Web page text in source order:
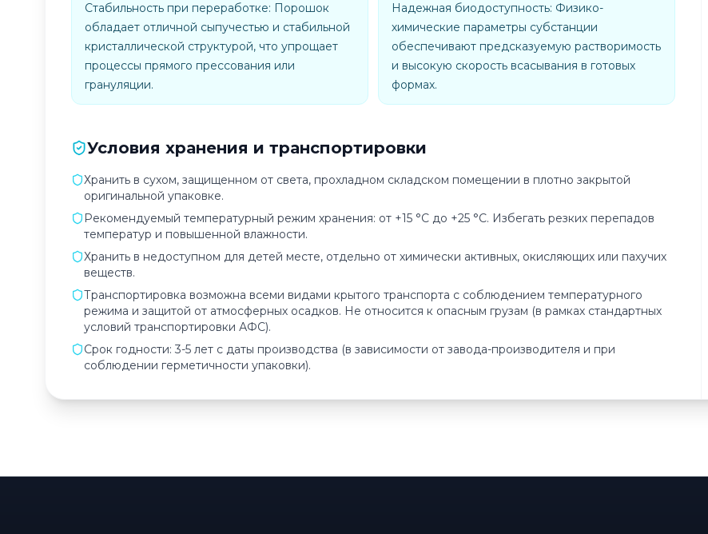
Стабильность при переработке: Порошок
обладает отличной сыпучестью и стабильной
кристаллической структурой, что упрощает
процессы прямого прессования или
грануляции.
Надежная биодоступность: Физико-
химические параметры субстанции
обеспечивают предсказуемую растворимость
и высокую скорость всасывания в готовых
формах.
Условия хранения и транспортировки
Хранить в сухом, защищенном от света, прохладном складском помещении в плотно закрытой
оригинальной упаковке.
Рекомендуемый температурный режим хранения: от +15 °C до +25 °C. Избегать резких перепадов
температур и повышенной влажности.
Хранить в недоступном для детей месте, отдельно от химически активных, окисляющих или пахучих
веществ.
Транспортировка возможна всеми видами крытого транспорта с соблюдением температурного
режима и защитой от атмосферных осадков. Не относится к опасным грузам (в рамках стандартных
условий транспортировки АФС).
Срок годности: 3-5 лет с даты производства (в зависимости от завода-производителя и при
соблюдении герметичности упаковки).